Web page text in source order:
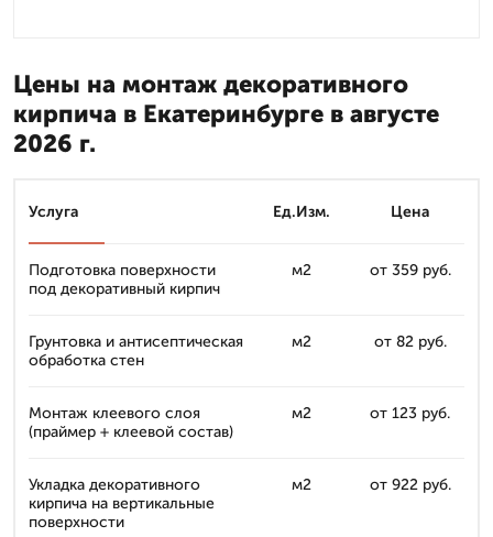
Цены на монтаж декоративного
кирпича в Екатеринбурге в августе
2026 г.
Услуга Ед.Изм. Цена
Подготовка поверхности
под декоративный кирпич
м2 от 359 руб.
Грунтовка и антисептическая
обработка стен
м2 от 82 руб.
Монтаж клеевого слоя
(праймер + клеевой состав)
м2 от 123 руб.
Укладка декоративного
кирпича на вертикальные
поверхности
м2 от 922 руб.